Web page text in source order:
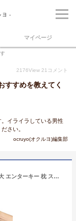
マイページ
2176View 21 コメント
すすめを教えてく
イライラしている男性
さい。
ocruyo(オクルヨ)編集部
Yutuo-sumpay ストレス解消 BIG ENTER 巨大 エンターキー 枕 ストレス緩和 癒し enterボタン パソコン PC BIG リターンキーボタン 約1700倍 USB おもしろグッズ ッション 贈り物 デカい枕 抱き枕 ストレス発散 誕生日プレゼント